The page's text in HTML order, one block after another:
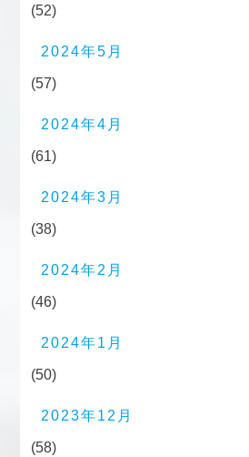
(52)
2024年5月
(57)
2024年4月
(61)
2024年3月
(38)
2024年2月
(46)
2024年1月
(50)
2023年12月
(58)